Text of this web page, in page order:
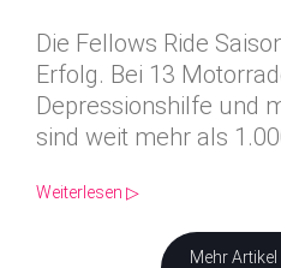
Die Fellows Ride
Erfolg. Bei 13
Depressionshilfe und
sind weit mehr als
Weiterlesen ▷
Mehr